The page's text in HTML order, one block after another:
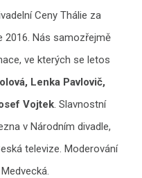
Ceny Thálie za
2016. Nás samozřejmě
ve kterých se letos
Lenka Pavlovič,
Vojtek. Slavnostní
v Národním divadle,
televize. Moderování